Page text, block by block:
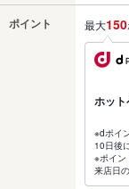
ポイント 最大150
ホッ
※dポイ
10日後
※ポイン
来店日